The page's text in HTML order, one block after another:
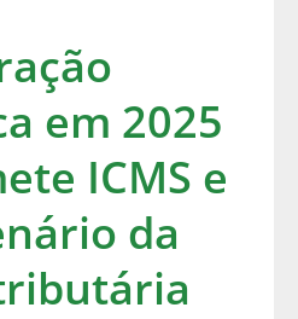
em 2025
ICMS e
da